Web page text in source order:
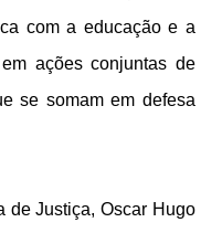
com a educação e a
ações conjuntas de
se somam em defesa
de Justiça, Oscar Hugo